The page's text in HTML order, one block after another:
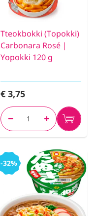
Tteokbokki (Topokki)
Carbonara Rosé |
Yopokki 120 g
€ 3,75
-32%